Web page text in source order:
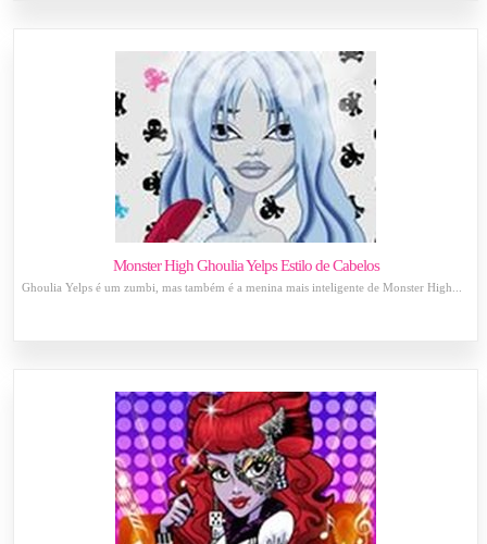
Monster High Ghoulia Yelps Estilo de Cabelos
Ghoulia Yelps é um zumbi, mas também é a menina mais inteligente de Monster High...